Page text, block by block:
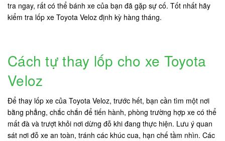
tra ngay, rất có thể bánh xe của bạn đã gặp sự cố. Tốt nhất hãy
kiểm tra lốp xe Toyota Veloz định kỳ hàng tháng.
Cách tự thay lốp cho xe Toyota
Veloz
Để thay lốp xe của Toyota Veloz, trước hết, bạn cần tìm một nơi
bằng phẳng, chắc chắn để tiến hành, phòng trường hợp xe có thể
mất đà và trượt khỏi nơi dừng đỗ khi đang thực hiện. Lưu ý quan
sát nơi đỗ xe an toàn, tránh các khúc cua, hạn chế tầm nhìn. Các